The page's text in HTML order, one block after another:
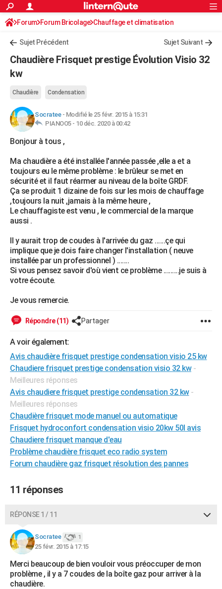
ACTUALITÉS
Politique
Société
Faits Divers
Education
Monde
Villes
+
Programme TV
TNTStreaming
Cinéma
Sorties cinéma
Musique
+FINANCE
Retraite
Impôts
Epargne
Immobilier
Risques naturels par ville
Banque
Assurance
Crédit
AUTO
Essais
Réserver un essai
Citadines
Berlines
SUV
Forum auto
HIGH-TECH
Mobiles
Meilleur smartphone
Internet
Ordinateurs
Jeux vidéo
Guide high-tech
BRICOLAGE
Guides de France
Escapades
Patrimoine
Expositions
Musées
Week-end nature
+LIFESTYLE
Art de vivre
Bien-être
Loisirs
Mode
Modes de vie
SANTE
Alimentation
Guide de la santé
Maladies
Médicaments
Sommeil
VOYAGE
GUIDES D'ACHAT
BONS PLANS
DICTIONNAIRE
COPAINS D'AVANT
S'inscrire
Se connecter
Lycées
Collèges
Primaires
Universités
Entreprises
Service militaire
Avis de recherche
AVIS DE DÉCÈS
FORUM
Bricolage
Lifestyle
Culture
Sport
Auto
Television
Voyage
Cinema
Rechercher
S'inscrire
Connexion
Forum Forum Bricolage Chauffage et climatisation
Sujet Précédent Sujet Suivant
Chaudière Frisquet prestige Évolution Visio 32
kw
Chaudière Condensation
Socratee- Modifié le 25 févr. 2015 à 15:31
PIANOO5 - 10 déc. 2020 à 00:42
Bonjour à tous ,
Ma chaudière a été installée l'année passée ,elle a et a
toujours eu le même problème : le brûleur se met en
sécurité et il faut réarmer au niveau de la boîte GRDF.
Ça se produit 1 dizaine de fois sur les mois de chauffage
,toujours la nuit ,jamais à la même heure ,
Le chauffagiste est venu , le commercial de la marque
aussi .
Il y aurait trop de coudes à l'arrivée du gaz ......çe qui
implique que je dois faire changer l'installation ( neuve
installée par un professionnel ) .......
Si vous pensez savoir d'où vient ce problème .........je suis à
votre écoute.
Je vous remercie.
Répondre (11) Partager
A voir également:
Avis chaudière frisquet prestige condensation visio 25 kw
Chaudiere frisquet prestige condensation visio 32 kw -
Meilleures réponses
Avis chaudiere frisquet prestige condensation 32 kw -
Meilleures réponses
Chaudière frisquet mode manuel ou automatique
Frisquet hydroconfort condensation visio 20kw 50l avis
Chaudiere frisquet manque d'eau
Problème chaudière frisquet eco radio system
Forum chaudière gaz frisquet résolution des pannes
11 réponses
RÉPONSE 1 / 11
Socratee 1
25 févr. 2015 à 17:15
Merci beaucoup de bien vouloir vous préoccuper de mon
problème , il y a 7 coudes de la boîte gaz pour arriver à la
chaudière.